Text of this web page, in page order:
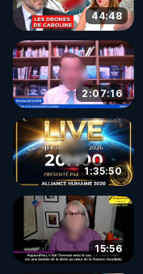
44:48
2:07:16
1:35:50
15:56